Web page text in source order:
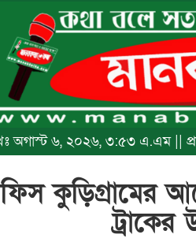
অগাস্ট ৬, ২০২৬, ৩:৫৩ এ.এম ||
কুড়িগ্রামের
ট্রাকের